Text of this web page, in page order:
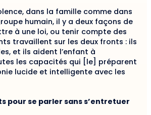
dans la famille comme dans
humain, il y a deux façons de
à une loi, ou tenir compte des
travaillent sur les deux fronts : ils
et ils aident l’enfant à
les capacités qui [le] préparent
lucide et intelligente avec les
pour se parler sans s’entretuer